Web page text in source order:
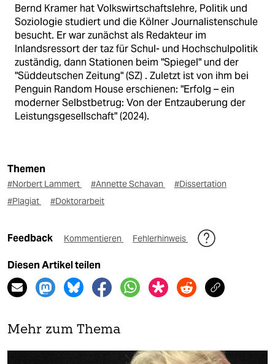
Bernd Kramer hat Volkswirtschaftslehre, Politik und
Soziologie studiert und die Kölner Journalistenschule
besucht. Er war zunächst als Redakteur im
Inlandsressort der taz für Schul- und Hochschulpolitik
zuständig, dann Stationen beim "Spiegel" und der
"Süddeutschen Zeitung" (SZ) . Zuletzt ist von ihm bei
Penguin Random House erschienen: "Erfolg – ein
moderner Selbstbetrug: Von der Entzauberung der
Leistungsgesellschaft" (2024).
Themen
#Norbert Lammert #Annette Schavan
#Dissertation
#Plagiat
#Doktorarbeit
Feedback Kommentieren Fehlerhinweis
Diesen Artikel teilen
Mehr zum Thema